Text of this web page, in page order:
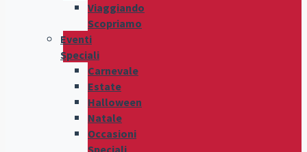
Viaggiando
Scopriamo
Eventi
Speciali
Carnevale
Estate
Halloween
Natale
Occasioni
Speciali